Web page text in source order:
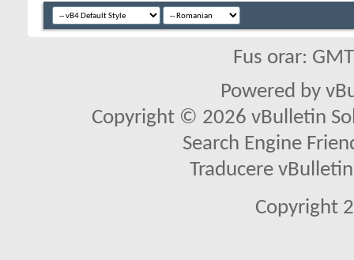
Fus orar:
Powered by
Copyright © 2026 vBulletin
Search Engine
Traducere
Copyright